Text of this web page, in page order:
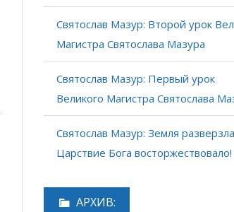
Святослав Мазур: Второй урок
Магистра Святослава Мазура
Святослав Мазур: Первый урок
Великого Магистра Святослава
Святослав Мазур: Земля
Царствие Бога восторжествовало!
АРХИВ: